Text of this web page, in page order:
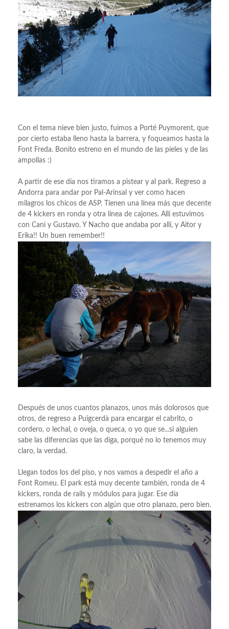
Con el tema nieve bien justo, fuimos a Porté Puymorent, que
por cierto estaba lleno hasta la barrera, y foqueamos hasta la
Font Freda. Bonito estreno en el mundo de las pieles y de las
ampollas :)
A partir de ese día nos tiramos a pistear y al park. Regreso a
Andorra para andar por Pal-Arinsal y ver como hacen
milagros los chicos de ASP. Tienen una línea más que decente
de 4 kickers en ronda y otra línea de cajones. Allí estuvimos
con Cani y Gustavo. Y Nacho que andaba por allí, y Aitor y
Erika!! Un buen remember!!
Después de unos cuantos planazos, unos más dolorosos que
otros, de regreso a Puigcerdà para encargar el cabrito, o
cordero, o lechal, o oveja, o queca, o yo que se...si alguien
sabe las diferencias que las diga, porqué no lo tenemos muy
claro, la verdad.
Llegan todos los del piso, y nos vamos a despedir el año a
Font Romeu. El park está muy decente también, ronda de 4
kickers, ronda de rails y módulos para jugar. Ese día
estrenamos los kickers con algún que otro planazo, pero bien.